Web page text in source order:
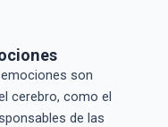
son
cerebro, como el
de las